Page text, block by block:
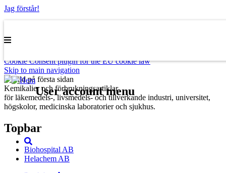
Jag förstår!
information
Cookie Consent plugin for the EU cookie law
Skip to main navigation
Kemikalier och förbrukningsartiklar
för läkemedels-, livsmedels- och tillverkande industri, universitet,
högskolor, medicinska laboratorier och sjukhus.
Topbar
Biohospital AB
Helachem AB
User account menu